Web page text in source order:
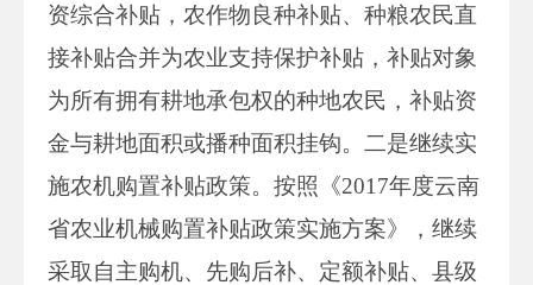
资综合补贴，农作物良种补贴、种粮农民直
接补贴合并为农业支持保护补贴，补贴对象
为所有拥有耕地承包权的种地农民，补贴资
金与耕地面积或播种面积挂钩。二是继续实
施农机购置补贴政策。按照《2017年度云南
省农业机械购置补贴政策实施方案》，继续
采取自主购机、先购后补、定额补贴、县级